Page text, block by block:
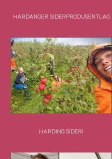
HARDANGER SIDERPRODUSENTLAG
HARDING SIDERI